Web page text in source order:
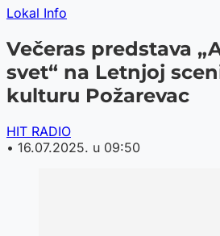
Lokal Info
Večeras predstava
svet“ na Letnjoj
kulturu Požarevac
HIT RADIO
• 16.07.2025. u 09:50